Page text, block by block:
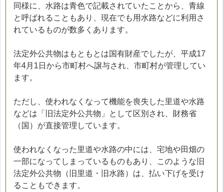
同様に、水路は青色で記載されていたことから、青線
と呼ばれることもあり、現在でも用水路などに利用さ
れているものが数多くあります。
法定外公共物はもともとは国有財産でしたが、平成17
年4月1日から市町村へ譲与され、市町村が管理してい
ます。
ただし、使われなくなって機能を喪失した里道や水路
などは「旧法定外公共物」として区別され、財務省
（国）が直接管理しています。
使われなくなった里道や水路の中には、宅地や田畑の
一部になってしまっているものもあり、このような旧
法定外公共物（旧里道・旧水路）は、払い下げを受け
ることもできます。